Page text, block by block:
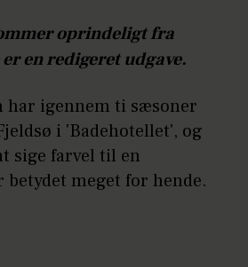
oprindeligt fra
en redigeret udgave.
har igennem ti sæsoner
i 'Badehotellet', og
sige farvel til en
betydet meget for hende.